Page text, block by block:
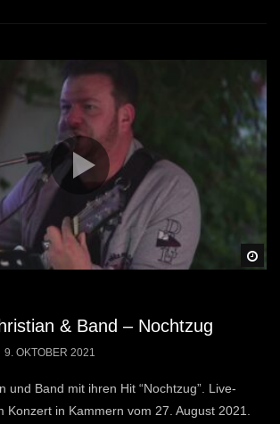
& Band – Nochtzug
9. OKTOBER 2021
und Band mit ihren Hit “Nochtzug”. Live-
Konzert in Kammern vom 27. August 2021.